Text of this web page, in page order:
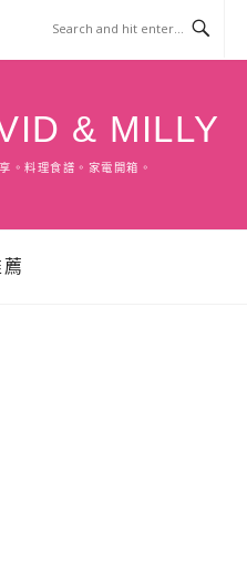
& MILLY
。料理食譜。家電開箱。